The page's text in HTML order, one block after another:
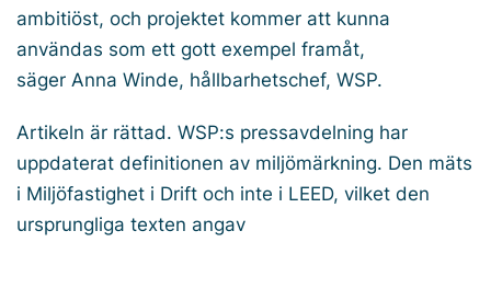
ambitiöst, och projektet kommer att kunna
användas som ett gott exempel framåt,
säger Anna Winde, hållbarhetschef, WSP.
Artikeln är rättad. WSP:s pressavdelning har
uppdaterat definitionen av miljömärkning. Den mäts
i Miljöfastighet i Drift och inte i LEED, vilket den
ursprungliga texten angav